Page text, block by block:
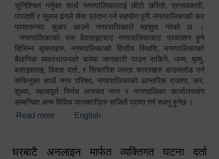
सुनिश्चित गर्नुका साथै नगरपालिकालाई छीटो छरितो, प्रभावकारी,
पारदर्शी र सुलभ ढंगले सेवा प्रदान गर्न सहयोग पुगी नगरपालिकाको कर
प्रशासनमा सुधार आउने नगरपालिकाले महशुस गरेको छ ।
नगरपालिकाको यस वेवसाइटबाट नगरपालिकाबाट प्रकाशन हुने
विभिन्न सूचनाहरु, नगरपालिकाको वित्तीय स्थिति, नगरपालिकाको
बैधानिक व्यवस्थापनको बारेमा जानकारी पाउन सकिने, जन्म, मृत्यु,
बसाइसराइ, विवाह दर्ता, र सिफारिश जस्ता फारामहरु डाउनलोड गर्न
सकिनुका साथै नगर परिषद, नगरपालिकाको आन्तरिक राजश्व, कर,
शुल्क, महत्वपूर्ण निर्णय लगायत नगर र नगरपालिका कार्यालयसंग
सम्बन्धित अन्य विविध जानकारीहरु सजिलै प्राप्त गर्न सक्नु हुनेछ ।
Read more about स्वागतम!!!
English
घरबाटै अनलाइन मार्फत व्यक्तिगत घटना दर्ता